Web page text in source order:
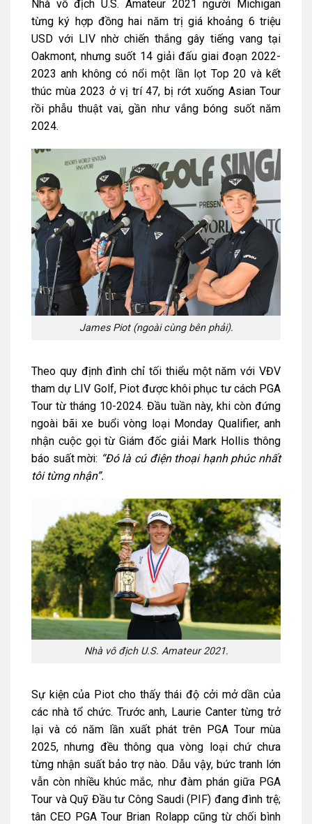
Nhà vô địch U.S. Amateur 2021 người Michigan
từng ký hợp đồng hai năm trị giá khoảng 6 triệu
USD với LIV nhờ chiến thắng gây tiếng vang tại
Oakmont, nhưng suốt 14 giải đấu giai đoạn 2022-
2023 anh không có nổi một lần lọt Top 20 và kết
thúc mùa 2023 ở vị trí 47, bị rớt xuống Asian Tour
rồi phẫu thuật vai, gần như vắng bóng suốt năm
2024.
James Piot (ngoài cùng bên phải).
Theo quy định đình chỉ tối thiểu một năm với VĐV
tham dự LIV Golf, Piot được khôi phục tư cách PGA
Tour từ tháng 10-2024. Đầu tuần này, khi còn đứng
ngoài bãi xe buổi vòng loại Monday Qualifier, anh
nhận cuộc gọi từ Giám đốc giải Mark Hollis thông
báo suất mời: “Đó là cú điện thoại hạnh phúc nhất
tôi từng nhận”.
Nhà vô địch U.S. Amateur 2021.
Sự kiện của Piot cho thấy thái độ cởi mở dần của
các nhà tổ chức. Trước anh, Laurie Canter từng trở
lại và có năm lần xuất phát trên PGA Tour mùa
2025, nhưng đều thông qua vòng loại chứ chưa
từng nhận suất bảo trợ nào. Dẫu vậy, bức tranh lớn
vẫn còn nhiều khúc mắc, như đàm phán giữa PGA
Tour và Quỹ Đầu tư Công Saudi (PIF) đang đình trệ;
tân CEO PGA Tour Brian Rolapp cũng từ chối bình